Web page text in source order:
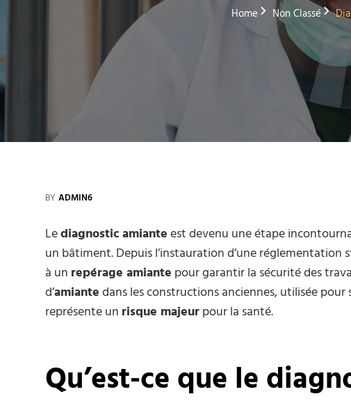
Home Non Classé
BY ADMIN6
Lediagnostic amianteest devenu une étape
un bâtiment. Depuis l’instauration d’une
à un repérage amiante pour garantir la sécurité des
d’amiantedans les constructions anciennes, utilisée
représente un risque majeurpour la santé.
Qu’est-ce que le